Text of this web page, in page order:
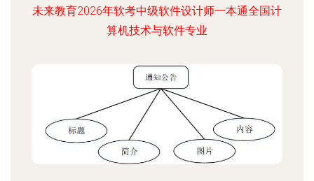
未来教育2026年软考中级软件设计师一本通全国计
算机技术与软件专业